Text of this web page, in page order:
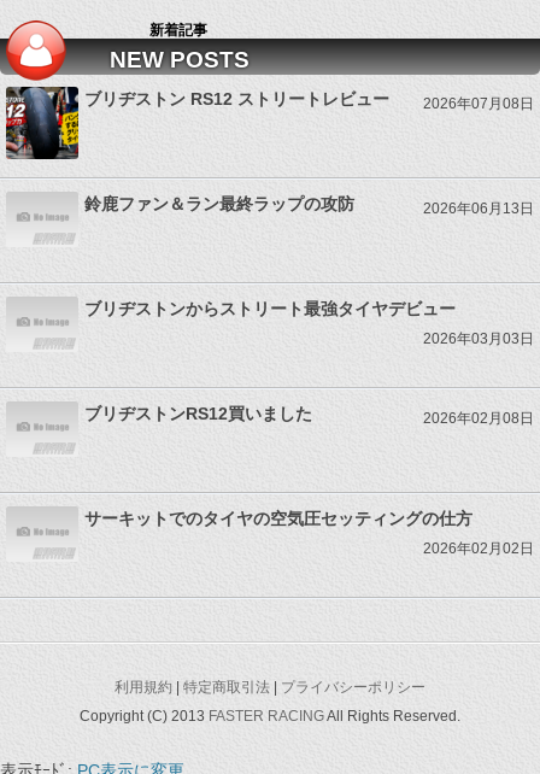
新着記事
NEW POSTS
ブリヂストン RS12 ストリートレビュー 2026年07月08日
鈴鹿ファン＆ラン最終ラップの攻防 2026年06月13日
ブリヂストンからストリート最強タイヤデビュー
2026年03月03日
ブリヂストンRS12買いました 2026年02月08日
サーキットでのタイヤの空気圧セッティングの仕方
2026年02月02日
利用規約 |特定商取引法 | プライバシーポリシー
Copyright (C) 2013 FASTER RACINGAll Rights Reserved.
表示ﾓｰﾄﾞ: PC表示に変更